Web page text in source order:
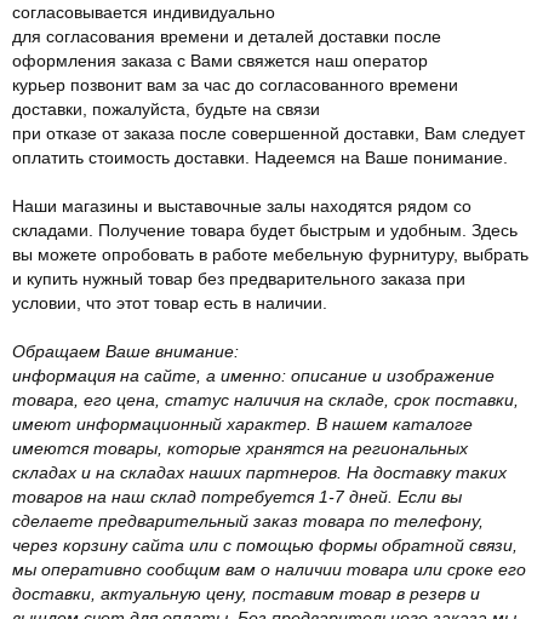
согласовывается индивидуально
для согласования времени и деталей доставки после
оформления заказа с Вами свяжется наш оператор
курьер позвонит вам за час до согласованного времени
доставки, пожалуйста, будьте на связи
при отказе от заказа после совершенной доставки, Вам следует
оплатить стоимость доставки. Надеемся на Ваше понимание.
Наши магазины и выставочные залы находятся рядом со
складами. Получение товара будет быстрым и удобным. Здесь
вы можете опробовать в работе мебельную фурнитуру, выбрать
и купить нужный товар без предварительного заказа при
условии, что этот товар есть в наличии.
Обращаем Ваше внимание:
информация на сайте, а именно: описание и изображение
товара, его цена, статус наличия на складе, срок поставки,
имеют информационный характер. В нашем каталоге
имеются товары, которые хранятся на региональных
складах и на складах наших партнеров. На доставку таких
товаров на наш склад потребуется 1-7 дней. Если вы
сделаете предварительный заказ товара по телефону,
через корзину сайта или с помощью формы обратной связи,
мы оперативно сообщим вам о наличии товара или сроке его
доставки, актуальную цену, поставим товар в резерв и